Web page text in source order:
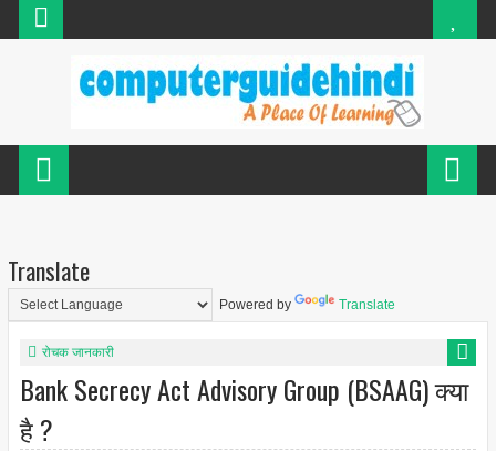
Translate
Powered by Translate
रोचक जानकारी
Bank Secrecy Act Advisory Group (BSAAG) क्या
है ?